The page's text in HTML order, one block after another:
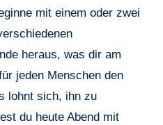
mit einem oder zwei
heraus, was dir am
jeden Menschen den
lohnt sich, ihn zu
du heute Abend mit